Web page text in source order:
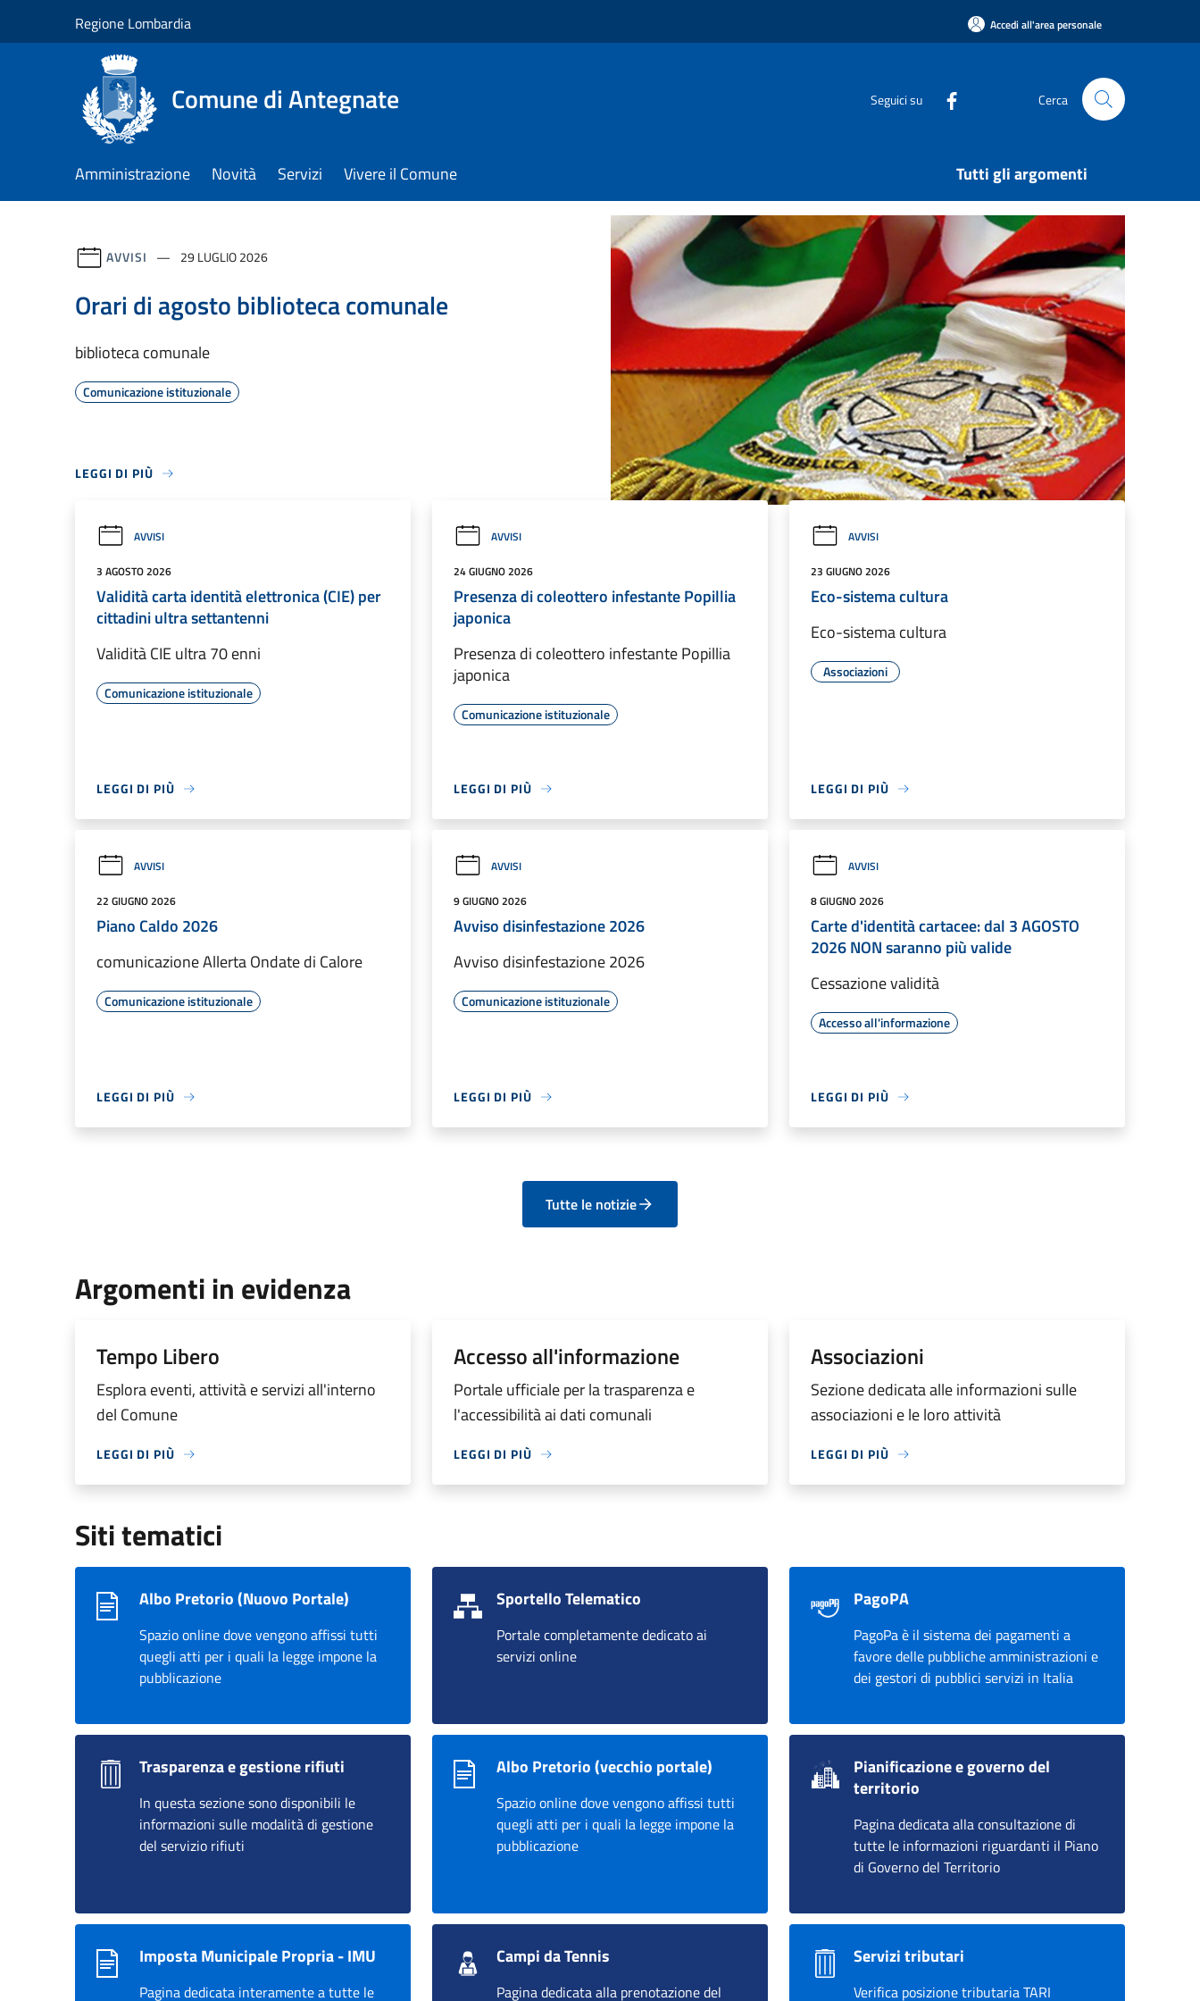
Regione Lombardia Accedi all'area personale
Comune di Antegnate Seguici su Cerca
Amministrazione Novità Servizi Vivere il Comune Tutti gli argomenti
AVVISI 29 LUGLIO 2026
Orari di agosto biblioteca comunale
biblioteca comunale
Comunicazione istituzionale
LEGGI DI PIÙ
AVVISI
3 AGOSTO 2026
Validità carta identità elettronica (CIE) per
cittadini ultra settantenni
Validità CIE ultra 70 enni
Comunicazione istituzionale
LEGGI DI PIÙ
AVVISI
24 GIUGNO 2026
Presenza di coleottero infestante Popillia
japonica
Presenza di coleottero infestante Popillia
japonica
Comunicazione istituzionale
LEGGI DI PIÙ
AVVISI
23 GIUGNO 2026
Eco-sistema cultura
Eco-sistema cultura
Associazioni
LEGGI DI PIÙ
AVVISI
22 GIUGNO 2026
Piano Caldo 2026
comunicazione Allerta Ondate di Calore
Comunicazione istituzionale
LEGGI DI PIÙ
AVVISI
9 GIUGNO 2026
Avviso disinfestazione 2026
Avviso disinfestazione 2026
Comunicazione istituzionale
LEGGI DI PIÙ
AVVISI
8 GIUGNO 2026
Carte d'identità cartacee: dal 3 AGOSTO
2026 NON saranno più valide
Cessazione validità
Accesso all'informazione
LEGGI DI PIÙ
Tutte le notizie
Argomenti in evidenza
Tempo Libero
Esplora eventi, attività e servizi all'interno
del Comune
LEGGI DI PIÙ
Accesso all'informazione
Portale ufficiale per la trasparenza e
l'accessibilità ai dati comunali
LEGGI DI PIÙ
Associazioni
Sezione dedicata alle informazioni sulle
associazioni e le loro attività
LEGGI DI PIÙ
Siti tematici
Albo Pretorio (Nuovo Portale)
Spazio online dove vengono affissi tutti
quegli atti per i quali la legge impone la
pubblicazione
Sportello Telematico
Portale completamente dedicato ai
servizi online
PagoPA
PagoPa è il sistema dei pagamenti a
favore delle pubbliche amministrazioni e
dei gestori di pubblici servizi in Italia
Trasparenza e gestione rifiuti
In questa sezione sono disponibili le
informazioni sulle modalità di gestione
del servizio rifiuti
Albo Pretorio (vecchio portale)
Spazio online dove vengono affissi tutti
quegli atti per i quali la legge impone la
pubblicazione
Pianificazione e governo del
territorio
Pagina dedicata alla consultazione di
tutte le informazioni riguardanti il Piano
di Governo del Territorio
Imposta Municipale Propria - IMU
Pagina dedicata interamente a tutte le
Campi da Tennis
Pagina dedicata alla prenotazione del
Servizi tributari
Verifica posizione tributaria TARI